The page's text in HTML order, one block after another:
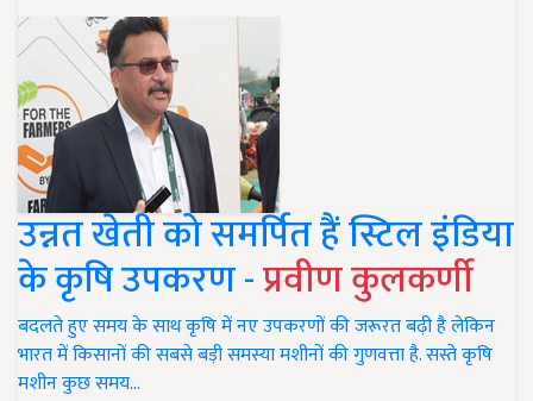
उन्नत खेती को समर्पित हैं स्टिल इंडिया
के कृषि उपकरण -प्रवीण कुलकर्णी
बदलते हुए समय के साथ कृषि में नए उपकरणों की जरूरत बढ़ी है लेकिन
भारत में किसानों की सबसे बड़ी समस्या मशीनों की गुणवत्ता है. सस्ते कृषि
मशीन कुछ समय…